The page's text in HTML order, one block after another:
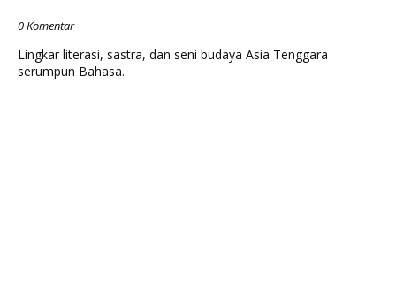
0 Komentar
Lingkar literasi, sastra, dan seni budaya Asia Tenggara
serumpun Bahasa.